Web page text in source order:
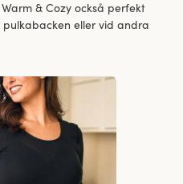
& Cozy också perfekt
eller vid andra